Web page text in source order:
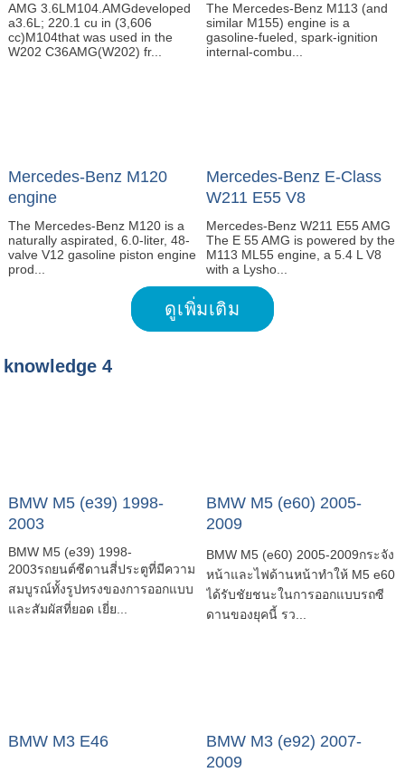
AMG 3.6LM104.AMGdeveloped
a3.6L; 220.1 cu in (3,606
cc)M104that was used in the
W202 C36AMG(W202) fr...
The Mercedes-Benz M113 (and
similar M155) engine is a
gasoline-fueled, spark-ignition
internal-combu...
Mercedes-Benz M120
engine
The Mercedes-Benz M120 is a
naturally aspirated, 6.0-liter, 48-
valve V12 gasoline piston engine
prod...
Mercedes-Benz E-Class
W211 E55 V8
Mercedes-Benz W211 E55 AMG
The E 55 AMG is powered by the
M113 ML55 engine, a 5.4 L V8
with a Lysho...
ดูเพิ่มเติม
knowledge 4
BMW M5 (e39) 1998-
2003
BMW M5 (e39) 1998-
2003รถยนต์ซีดานสี่ประตูที่มีความ
สมบูรณ์ทั้งรูปทรงของการออกแบบ
และสัมผัสที่ยอด เยี่ย...
BMW M5 (e60) 2005-
2009
BMW M5 (e60) 2005-2009กระจัง
หน้าและไฟด้านหน้าทำให้ M5 e60
ได้รับชัยชนะในการออกแบบรถซี
ดานของยุคนี้ รว...
BMW M3 E46
BMW M3 (e92) 2007-
2009